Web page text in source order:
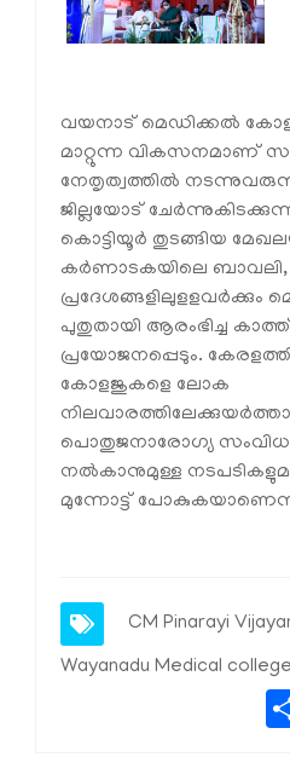
വയനാട് മെഡിക്കൽ
മാറ്റുന്ന വികസനമാണ്
നേതൃത്വത്തിൽ
ജില്ലയോട്
കൊട്ടിയൂര്‍ തുടങ്ങിയ
കര്‍ണാടകയിലെ
പ്രദേശങ്ങളിലുളളവര്‍ക്കും
പുതുതായി ആരംഭിച്ച
പ്രയോജനപ്പെടും.
കോളജുകളെ ലോക
പൊതുജനാരോഗ്യ
നൽകാനുമുള്ള
മുന്നോട്ട്
CM Pinarayi
Wayanadu Medical college